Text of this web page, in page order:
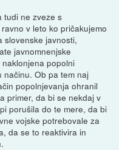
tudi ne zveze s
v leto ko pričakujemo
slovenske javnosti,
javnomnenjske
popolni
načinu. Ob pa tem naj
popolnjevanja ohranil
primer, da bi se nekdaj v
porušila do te mere, da bi
vojske potrebovale za
da se to reaktivira in